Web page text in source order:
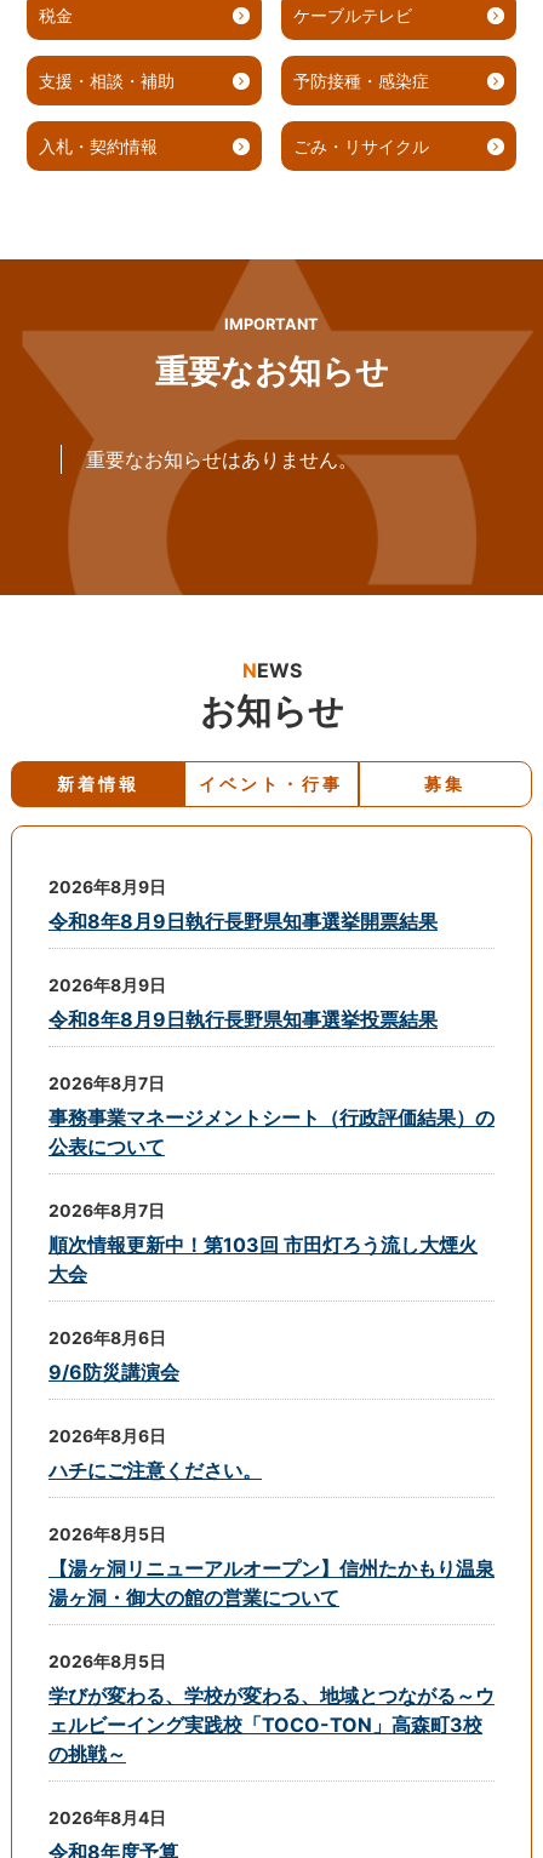
税金 ケーブルテレビ
支援・相談・補助 予防接種・感染症
入札・契約情報 ごみ・リサイクル
IMPORTANT
重要なお知らせ
重要なお知らせはありません。
NEWS
お知らせ
新着情報 イベント・行事 募集
2026年8月9日
令和8年8月9日執行長野県知事選挙開票結果
2026年8月9日
令和8年8月9日執行長野県知事選挙投票結果
2026年8月7日
事務事業マネージメントシート（行政評価結果）の
公表について
2026年8月7日
順次情報更新中！第103回 市田灯ろう流し大煙火
大会
2026年8月6日
9/6防災講演会
2026年8月6日
ハチにご注意ください。
2026年8月5日
【湯ヶ洞リニューアルオープン】信州たかもり温泉
湯ヶ洞・御大の館の営業について
2026年8月5日
学びが変わる、学校が変わる、地域とつながる～ウ
ェルビーイング実践校「TOCO-TON」高森町3校
の挑戦～
2026年8月4日
令和8年度予算